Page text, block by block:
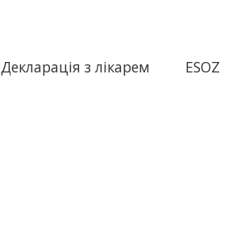
Декларація з лікарем ESOZ